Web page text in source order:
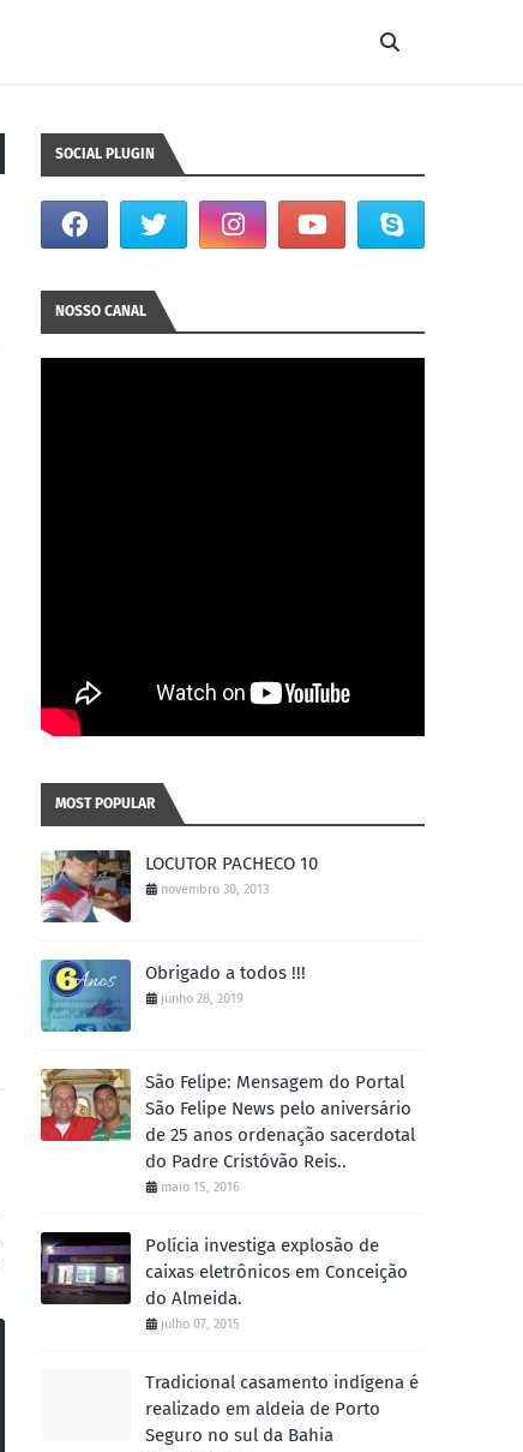
SOCIAL PLUGIN
NOSSO CANAL
MOST POPULAR
LOCUTOR PACHECO 10
novembro 30, 2013
Obrigado a todos !!!
junho 28, 2019
São Felipe: Mensagem do Portal
São Felipe News pelo aniversário
de 25 anos ordenação sacerdotal
do Padre Cristóvão Reis..
maio 15, 2016
Polícia investiga explosão de
caixas eletrônicos em Conceição
do Almeida.
julho 07, 2015
Tradicional casamento indígena é
realizado em aldeia de Porto
Seguro no sul da Bahia